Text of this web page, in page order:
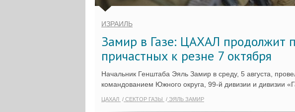
ИЗРАИЛЬ
Замир в Газе: ЦАХАЛ продолжит
причастных к резне 7 октября
Начальник Генштаба Эяль Замир в среду, 5 августа,
командованием Южного округа, 99-й дивизии и дивизии
ЦАХАЛ СЕКТОР ГАЗЫ ЭЯЛЬ ЗАМИР